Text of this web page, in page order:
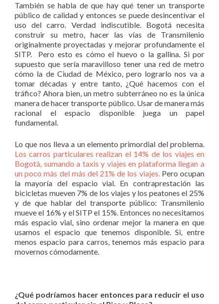
También se habla de que hay qué tener un transporte
público de calidad y entonces se puede desincentivar el
uso del carro. Verdad indiscutible. Bogotá necesita
construir su metro, hacer las vías de Transmilenio
originalmente proyectadas y mejorar profundamente el
SITP. Pero esto es cómo el huevo o la gallina. Si por
supuesto que sería maravilloso tener una red de metro
cómo la de Ciudad de México, pero lograrlo nos va a
tomar décadas y entre tanto, ¿Qué hacemos con el
tráfico? Ahora bien, un metro subterráneo no es la única
manera de hacer transporte público. Usar de manera más
racional el espacio disponible juega un papel
fundamental.
Lo que nos lleva a un elemento primordial del problema.
Los carros particulares realizan el 14% de los viajes en
Bogotá, sumando a taxis y viajes en plataforma llegan a
un poco más del más del 21% de los viajes.Pero ocupan
la mayoría del espacio vial. En contraprestación las
bicicletas mueven 7% de los viajes y los peatones el 25%
y de que hablar del transporte público: Transmilenio
mueve el 16% y el SITP el 15%. Entonces no necesitamos
más espacio vial, sino ordenar mejor la manera en que
usamos el espacio que tenemos disponible. Si, entre
menos espacio para carros, tenemos más espacio para
movernos cómodamente.
¿Qué podríamos hacer entonces para reducir el uso